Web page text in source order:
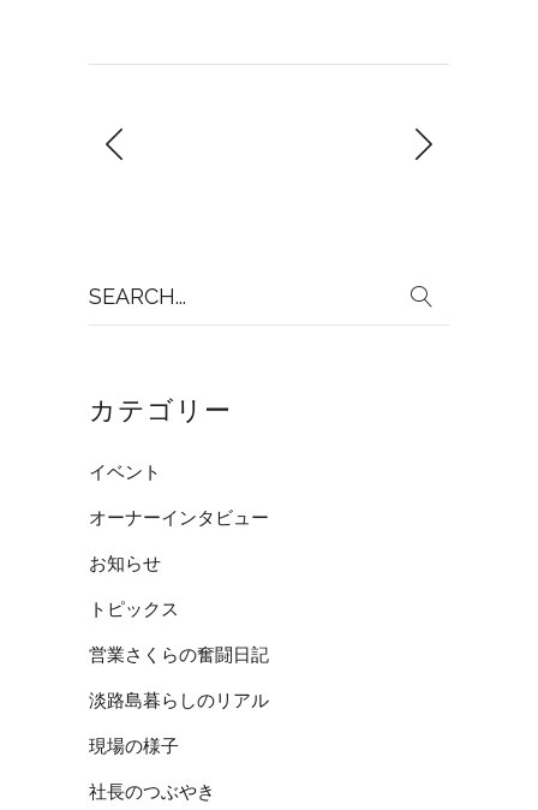
カテゴリー
イベント
オーナーインタビュー
お知らせ
トピックス
営業さくらの奮闘日記
淡路島暮らしのリアル
現場の様子
社長のつぶやき